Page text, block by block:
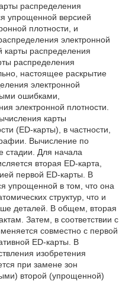
распределения
упрощенной версией
плотности, и
электронной
карты распределения
распределения
настоящее раскрытие
электронной
ошибками,
электронной плотности.
карты
(ED-карты), в частности,
Вычисление по
стадии. Для начала
вторая ED-карта,
первой ED-карты. В
упрощенной в том, что она
структур, что и
деталей. В общем, вторая
Затем, в соответствии с
совместно с первой
ED-карты. В
изобретения
при замене зон
второй (упрощенной)